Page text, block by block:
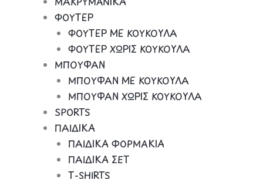
ΦΟΥΤΕΡ
ΦΟΥΤΕΡ ΜΕ ΚΟΥΚΟΥΛΑ
ΦΟΥΤΕΡ ΧΩΡΙΣ ΚΟΥΚΟΥΛΑ
ΜΠΟΥΦΑΝ
ΜΠΟΥΦΑΝ ΜΕ ΚΟΥΚΟΥΛΑ
ΜΠΟΥΦΑΝ ΧΩΡΙΣ ΚΟΥΚΟΥΛΑ
SPORTS
ΠΑΙΔΙΚΑ
ΠΑΙΔΙΚΑ ΦΟΡΜΑΚΙΑ
ΠΑΙΔΙΚΑ ΣΕΤ
Τ-SHIRTS